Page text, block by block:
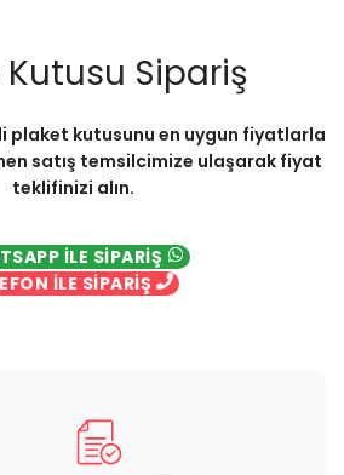
Kutusu Sipariş
plaket kutusunu en uygun fiyatlarla
satış temsilcimize ulaşarak fiyat
teklifinizi alın.
İLE SİPARİŞ
İLE SİPARİŞ